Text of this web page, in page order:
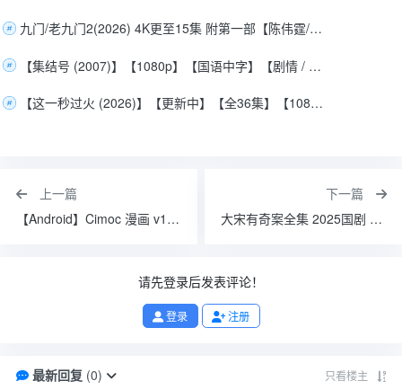
九门/老九门2(2026) 4K更至15集 附第一部【陈伟霆/陈瑶/曾舜晞】【盗墓笔记系列】
【集结号 (2007)】【1080p】【国语中字】【剧情 / 战争 / 传记 / 历史】【纯净分享】【无水印】【珍藏版】【17.6G】
【这一秒过火 (2026)】【更新中】【全36集】【1080P高码】【国语中字】【单集/0.5G】【大陆：剧情 / 爱情 】【主演: 张凌赫 / 王楚然】
上一篇
【Android】Cimoc 漫画 v1.7.240 去广告纯净版内置多图源
下一篇
大宋有奇案全集 2025国剧 BD1080P 国语中字
请先登录后发表评论！
登录 注册
最新回复(0) 只看楼主